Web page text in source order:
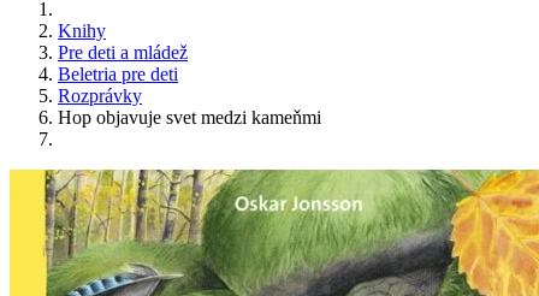
Knihy
Pre deti a mládež
Beletria pre deti
Rozprávky
Hop objavuje svet medzi kameňmi